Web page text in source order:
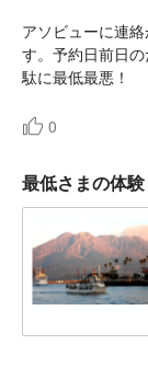
アソビューに連
す。予約日前日
駄に最低最悪！
0
最低さまの体